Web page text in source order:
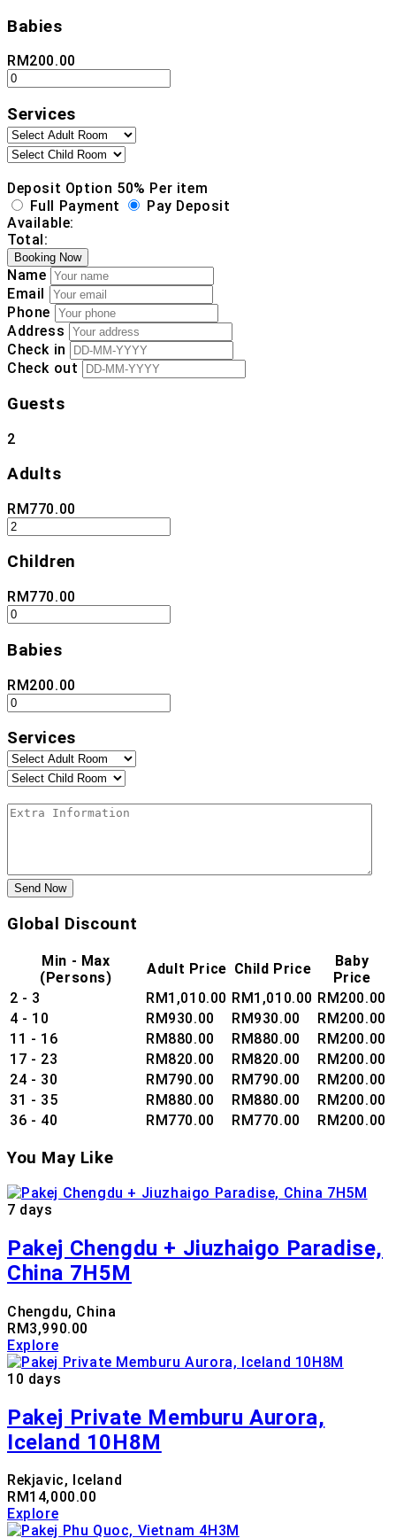
Babies
RM 200.00
Services
Deposit Option 50% Per item
Full Payment
Pay Deposit
Available:
Total:
Booking Now
Name
Email
Phone
Address
Check in
Check out
Guests
2
Adults
RM770.00
Children
RM770.00
Babies
RM200.00
Services
Send Now
Global Discount
Min - Max
(Persons)
Adult Price Child Price
Baby
Price
2 - 3
RM 1,010.00 RM 1,010.00 RM 200.00
4 - 10
RM 930.00 RM 930.00 RM 200.00
11 - 16
RM 880.00 RM 880.00 RM 200.00
17 - 23
RM 820.00 RM 820.00 RM 200.00
24 - 30
RM 790.00 RM 790.00 RM 200.00
31 - 35
RM 880.00 RM 880.00 RM 200.00
36 - 40
RM 770.00 RM 770.00 RM 200.00
You May Like
7 days
Pakej Chengdu + Jiuzhaigo Paradise,
China 7H5M
Chengdu, China
RM3,990.00
Explore
10 days
Pakej Private Memburu Aurora,
Iceland 10H8M
Rekjavic, Iceland
RM 14,000.00
Explore